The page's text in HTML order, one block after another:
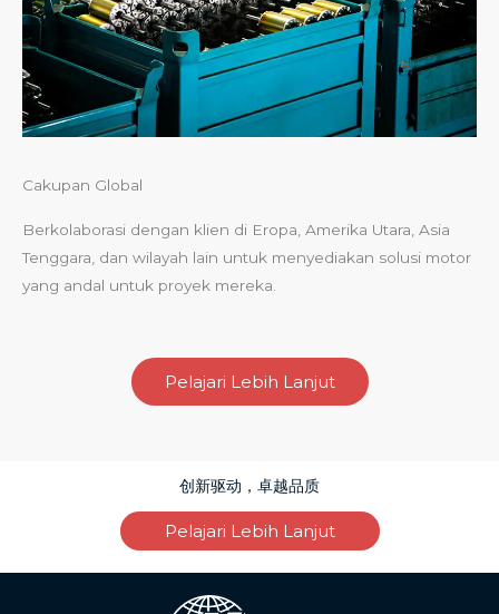
Cakupan Global
Berkolaborasi dengan klien di Eropa, Amerika Utara, Asia
Tenggara, dan wilayah lain untuk menyediakan solusi motor
yang andal untuk proyek mereka.
Pelajari Lebih Lanjut
创新驱动，卓越品质
Pelajari Lebih Lanjut